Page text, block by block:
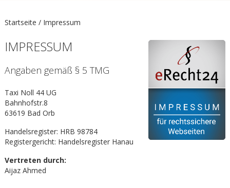
Startseite / Impressum
IMPRESSUM
Angaben gemäß § 5 TMG
Taxi Noll 44 UG
Bahnhofstr.8
63619 Bad Orb
Handelsregister: HRB 98784
Registergericht: Handelsregister Hanau
Vertreten durch:
Aijaz Ahmed